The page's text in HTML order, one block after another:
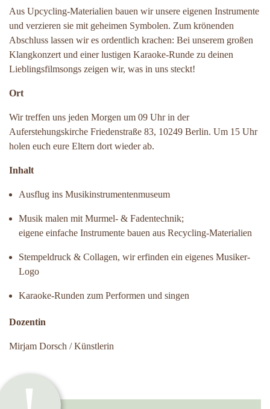
Aus Upcycling-Materialien bauen wir unsere eigenen Instrumente
und verzieren sie mit geheimen Symbolen. Zum krönenden
Abschluss lassen wir es ordentlich krachen: Bei unserem großen
Klangkonzert und einer lustigen Karaoke-Runde zu deinen
Lieblingsfilmsongs zeigen wir, was in uns steckt!
Ort
Wir treffen uns jeden Morgen um 09 Uhr in der
Auferstehungskirche Friedenstraße 83, 10249 Berlin. Um 15 Uhr
holen euch eure Eltern dort wieder ab.
Inhalt
Ausflug ins Musikinstrumentenmuseum
Musik malen mit Murmel- & Fadentechnik;
eigene einfache Instrumente bauen aus Recycling-Materialien
Stempeldruck & Collagen, wir erfinden ein eigenes Musiker-
Logo
Karaoke-Runden zum Performen und singen
Dozentin
Mirjam Dorsch / Künstlerin